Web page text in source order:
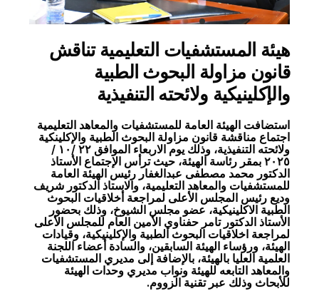
هيئة المستشفيات التعليمية تناقش
قانون مزاولة البحوث الطبية
والإكلينيكية ولائحته التنفيذية
استضافت الهيئة العامة للمستشفيات والمعاهد التعليمية
اجتماع مناقشة قانون مزاولة البحوث الطبية والإكلينكية
ولائحته التنفيذية، وذلك يوم الاربعاء الموافق ٢٢ /١٠ /
٢٠٢٥ بمقر رئاسة الهيئة، حيث ترأس الإجتماع الأستاذ
الدكتور محمد مصطفى عبدالغفار رئيس الهيئة العامة
للمستشفيات والمعاهد التعليمية، والاستاذ الدكتور شريف
وديع رئيس المجلس الأعلى لمراجعة أخلاقيات البحوث
الطبية الاكلينيكية، عضو مجلس الشيوخ، وذلك بحضور
الأستاذ الدكتور تامر حفناوي الأمين العام للمجلس الأعلى
لمراجعة اخلاقيات البحوث الطبية والإكلينيكية، وقيادات
الهيئة، ورؤساء الهيئة السابقين، والسادة أعضاء اللجنة
العلمية العليا بالهيئة، بالإضافة إلى مديري المستشفيات
والمعاهد التابعه للهيئة ونواب مديري وحدات الهيئة
للأبحاث وذلك عبر تقنية الزووم.